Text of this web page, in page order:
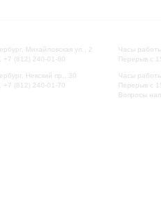
Михайловская ул., 2
+7 (812) 240-01-80
Невский пр., 30
+7 (812) 240-01-70
Часы
Перерыв с
Часы
Перерыв с
Вопросы